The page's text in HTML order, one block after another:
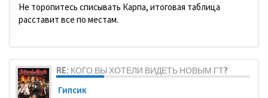
Не торопитесь списывать Карпа, итоговая таблица
расставит все по местам.
RE: КОГО ВЫ ХОТЕЛИ ВИДЕТЬ НОВЫМ ГТ?
Гипсик